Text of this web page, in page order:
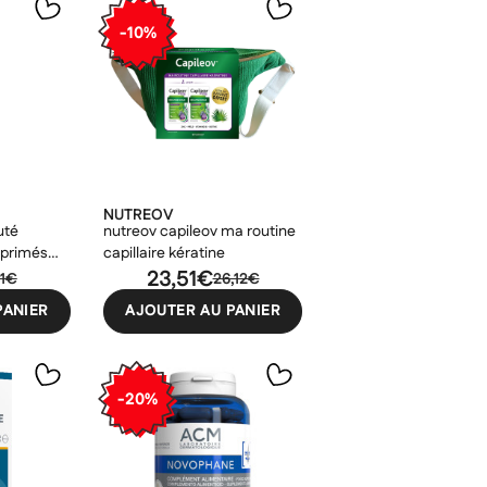
-10%
NUTREOV
nutreov capileov ma routine
capillaire kératine
26,12€
23,51€
AJOUTER AU PANIER
-20%
×
×
×
×